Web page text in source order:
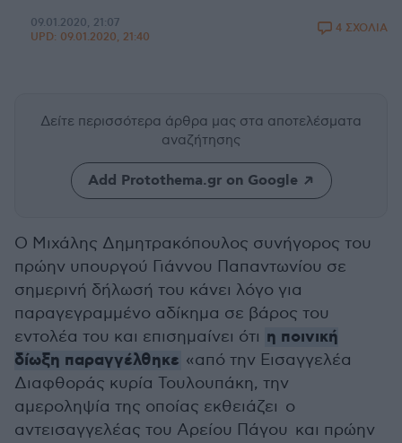
09.01.2020, 21:07
UPD: 09.01.2020, 21:40
4 ΣΧΟΛΙΑ
Δείτε περισσότερα άρθρα μας στα αποτελέσματα
αναζήτησης
Add Protothema.gr on Google
Ο Μιχάλης Δημητρακόπουλος συνήγορος του
πρώην υπουργού Γιάννου Παπαντωνίου σε
σημερινή δήλωσή του κάνει λόγο για
παραγεγραμμένο αδίκημα σε βάρος του
εντολέα του και επισημαίνει ότι η ποινική
δίωξη παραγγέλθηκε «από την Εισαγγελέα
Διαφθοράς κυρία Τουλουπάκη, την
αμεροληψία της οποίας εκθειάζει ο
αντεισαγγελέας του Αρείου Πάγου και πρώην